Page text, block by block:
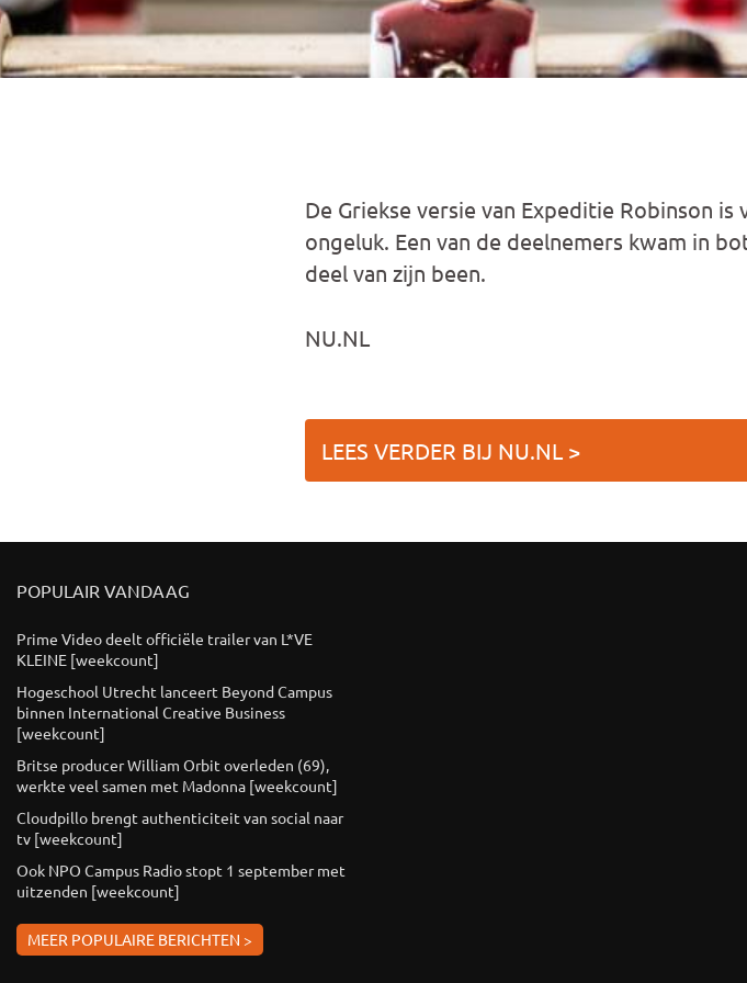
De Griekse versie van Expeditie Robinson
ongeluk. Een van de deelnemers kwam in
deel van zijn been.
NU.NL
LEES VERDER BIJ NU.NL >
POPULAIR VANDAAG
Prime Video deelt officiële trailer van L*VE
KLEINE [weekcount]
Hogeschool Utrecht lanceert Beyond Campus
binnen International Creative Business
[weekcount]
Britse producer William Orbit overleden (69),
werkte veel samen met Madonna [weekcount]
Cloudpillo brengt authenticiteit van social naar
tv [weekcount]
Ook NPO Campus Radio stopt 1 september met
uitzenden [weekcount]
MEER POPULAIRE BERICHTEN >